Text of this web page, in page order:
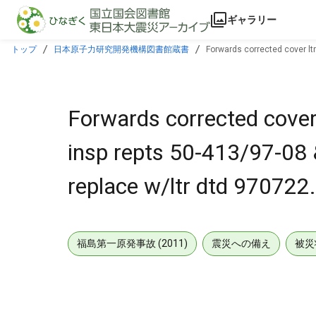
本文に飛ぶ
ギャラリー
トップ 日本原子力研究開発機構図書館蔵書 Forwards corrected cover
Forwards corrected
insp repts 50-413/97-
replace w/ltr dtd 970722.
福島第一原発事故 (2011) 震災への備え 被災